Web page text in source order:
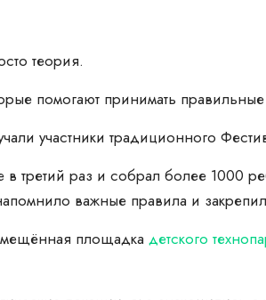
теория.
помогают принимать
участники традиционного
третий раз и собрал более 1000
важные правила и
площадка детского